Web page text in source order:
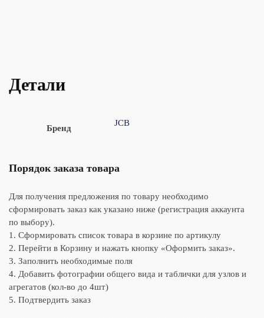
Детали
Бренд
JCB
Порядок заказа товара
Для получения предложения по товару необходимо
сформировать заказ как указано ниже (регистрация аккаунта
по выбору).
1. Сформировать список товара в корзине по артикулу
2. Перейти в Корзину и нажать кнопку «Оформить заказ».
3. Заполнить необходимые поля
4. Добавить фотографии общего вида и таблички для узлов и
агрегатов (кол-во до 4шт)
5. Подтвердить заказ